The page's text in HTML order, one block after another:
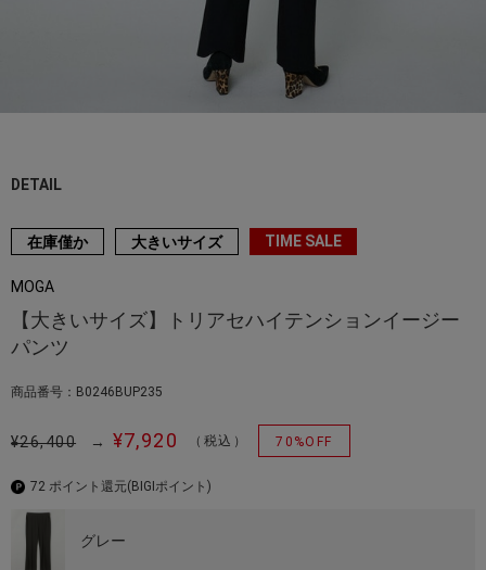
DETAIL
在庫僅か 大きいサイズ TIME SALE
MOGA
【大きいサイズ】トリアセハイテンションイージー
パンツ
商品番号：B0246BUP235
¥26,400 → ¥7,920 （税込） 70%OFF
72 ポイント還元(BIGIポイント)
グレー